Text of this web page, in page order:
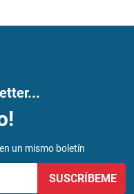
un mismo boletín
SUSCRÍBEME